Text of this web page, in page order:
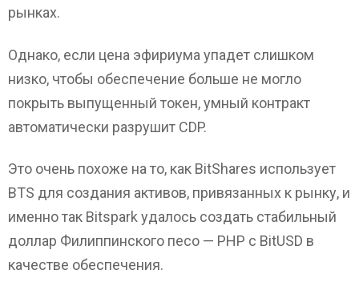
рынках.
Однако, если цена эфириума упадет слишком
низко, чтобы обеспечение больше не могло
покрыть выпущенный токен, умный контракт
автоматически разрушит CDP.
Это очень похоже на то, как BitShares использует
BTS для создания активов, привязанных к рынку, и
именно так Bitspark удалось создать стабильный
доллар Филиппинского песо — PHP с BitUSD в
качестве обеспечения.